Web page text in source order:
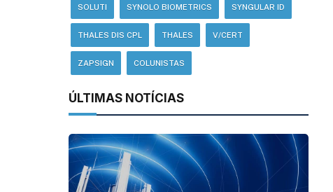
SOLUTI SYNOLO BIOMETRICS SYNGULAR ID
THALES DIS CPL THALES V/CERT
ZAPSIGN COLUNISTAS
ÚLTIMAS NOTÍCIAS